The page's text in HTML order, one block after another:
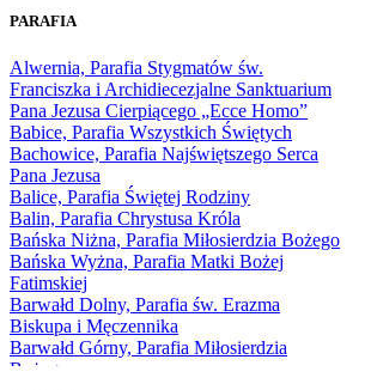
1966
1968
1969
1970
1971
1972
1973
1974
1975
1976
1977
1978
1979
1980
1981
PARAFIA
Alwernia, Parafia Stygmatów św.
Franciszka i Archidiecezjalne Sanktuarium
Pana Jezusa Cierpiącego „Ecce Homo”
Babice, Parafia Wszystkich Świętych
Bachowice, Parafia Najświętszego Serca
Pana Jezusa
Balice, Parafia Świętej Rodziny
Balin, Parafia Chrystusa Króla
Bańska Niżna, Parafia Miłosierdzia Bożego
Bańska Wyżna, Parafia Matki Bożej
Fatimskiej
Barwałd Dolny, Parafia św. Erazma
Biskupa i Męczennika
Barwałd Górny, Parafia Miłosierdzia
Bożego